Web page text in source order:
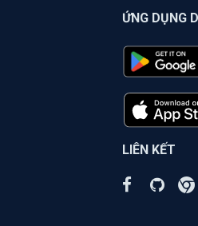
ỨNG DỤNG
LIÊN KẾT